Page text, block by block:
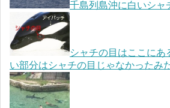
千島列島沖に白いシャ
シャチの目はここに
い部分はシャチの目じゃなかったみ